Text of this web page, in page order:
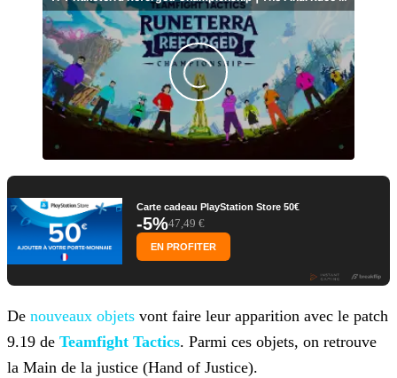
Carte cadeau PlayStation Store 50€
-5%47,49 €
EN PROFITER
De nouveaux objets vont faire leur apparition avec le patch
9.19 de Teamfight Tactics. Parmi ces objets, on retrouve
la Main de la justice (Hand of Justice).